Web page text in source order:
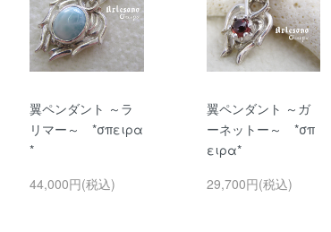
翼ペンダント ～ラ
リマー～ *σπειρα
*
44,000円(税込)
翼ペンダント ～ガ
ーネットー～ *σπ
ειρα*
29,700円(税込)